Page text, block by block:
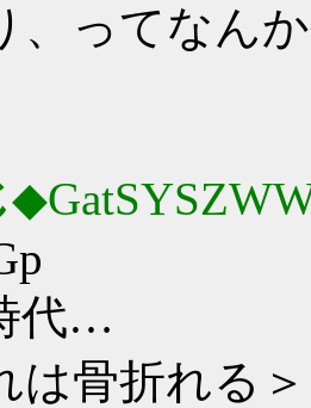
、ってなん
代…
は骨折れる